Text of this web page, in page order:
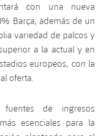
con una nueva
Barça, además de un
variedad de palcos y
a la actual y en
europeos, con la
oferta.
de ingresos
esenciales para la